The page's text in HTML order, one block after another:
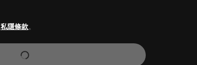
私隱條款。